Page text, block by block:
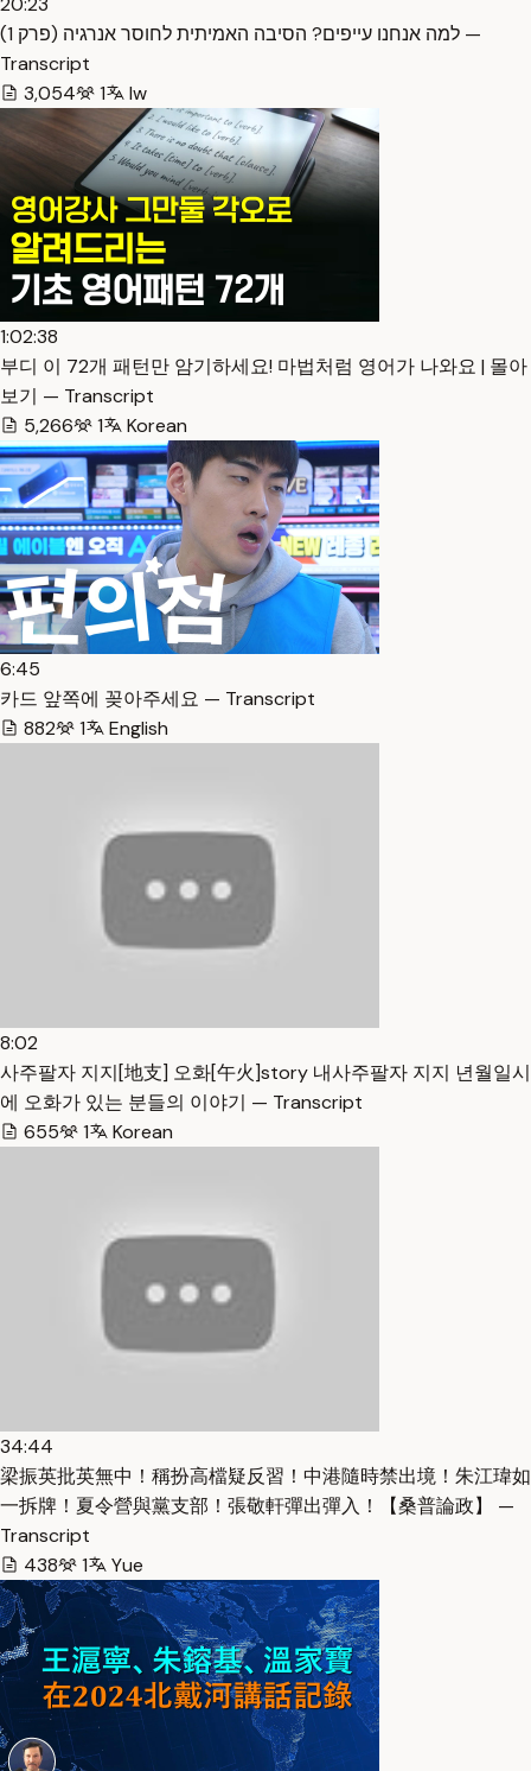
למה אנחנו עייפים? הסיבה האמיתית לחוסר אנרגיה (פרק 1) —
Transcript
3,054
1 Iw
1:02:38
부디 이 72개 패턴만 암기하세요! 마법처럼 영어가 나와요 | 몰아
보기 — Transcript
5,266
1 Korean
6:45
카드 앞쪽에 꽂아주세요 — Transcript
882
1 English
8:02
사주팔자 지지[地支] 오화[午火]story 내사주팔자 지지 년월일시
에 오화가 있는 분들의 이야기 — Transcript
655
1 Korean
34:44
梁振英批英無中！稱扮高檔疑反習！中港隨時禁出境！朱江瑋如
一拆牌！夏令營與黨支部！張敬軒彈出彈入！【桑普論政】 —
Transcript
438
1 Yue